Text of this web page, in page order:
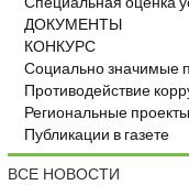
ДОКУМЕНТЫ
КОНКУРС
Социально значимые
Противодействие
Региональные проекты
Публикации в газете
ВСЕ НОВОСТИ